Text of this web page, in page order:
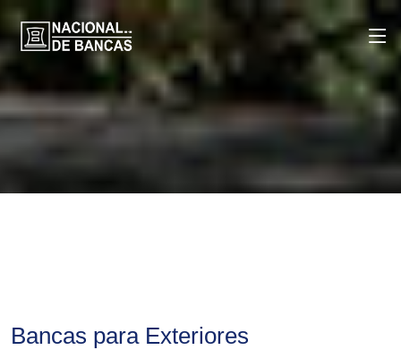
Bancas para Exteriores